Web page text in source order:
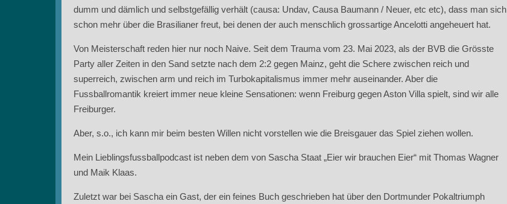
dumm und dämlich und selbstgefällig verhält (causa: Undav, Causa Baumann / Neuer, etc etc), dass man sich
schon mehr über die Brasilianer freut, bei denen der auch menschlich grossartige Ancelotti angeheuert hat.
Von Meisterschaft reden hier nur noch Naive. Seit dem Trauma vom 23. Mai 2023, als der BVB die Grösste
Party aller Zeiten in den Sand setzte nach dem 2:2 gegen Mainz, geht die Schere zwischen reich und
superreich, zwischen arm und reich im Turbokapitalismus immer mehr auseinander. Aber die
Fussballromantik kreiert immer neue kleine Sensationen: wenn Freiburg gegen Aston Villa spielt, sind wir alle
Freiburger.
Aber, s.o., ich kann mir beim besten Willen nicht vorstellen wie die Breisgauer das Spiel ziehen wollen.
Mein Lieblingsfussballpodcast ist neben dem von Sascha Staat „Eier wir brauchen Eier“ mit Thomas Wagner
und Maik Klaas.
Zuletzt war bei Sascha ein Gast, der ein feines Buch geschrieben hat über den Dortmunder Pokaltriumph